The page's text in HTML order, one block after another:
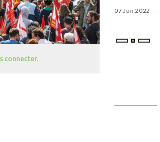
connecter.
MARRE--27 Fév 2024 07 Jun 2022